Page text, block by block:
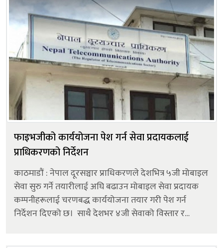
फाइभजीको कार्ययोजना पेश गर्न सेवा प्रदायकलाई
प्राधिकरणको निर्देशन
काठमाडौं : नेपाल दूरसञ्चार प्राधिकरणले देशभित्र ५जी मोबाइल
सेवा सुरु गर्ने तयारीलाई अघि बढाउन मोबाइल सेवा प्रदायक
कम्पनीहरूलाई चरणबद्ध कार्ययोजना तयार गरी पेश गर्न
निर्देशन दिएको छ। साथै देशभर ४जी सेवाको विस्तार र